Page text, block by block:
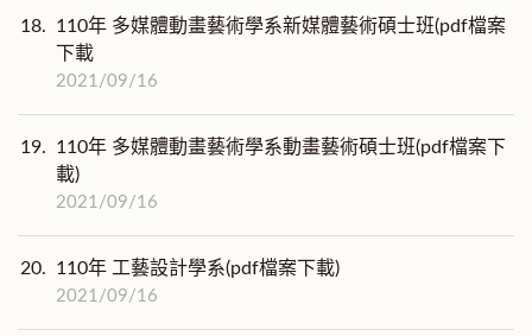
18.
110年 多媒體動畫藝術學系新媒體藝術碩士班(pdf檔案
下載
2021/09/16
19.
110年 多媒體動畫藝術學系動畫藝術碩士班(pdf檔案下
載)
2021/09/16
20. 110年 工藝設計學系(pdf檔案下載)
2021/09/16